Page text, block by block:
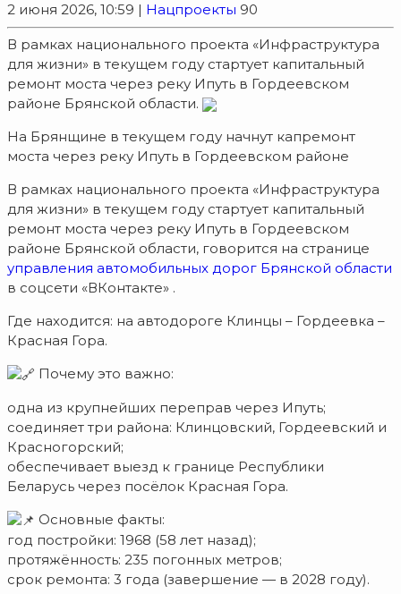
2 июня 2026, 10:59 | Нацпроекты 90
В рамках национального проекта «Инфраструктура
для жизни» в текущем году стартует капитальный
ремонт моста через реку Ипуть в Гордеевском
районе Брянской области.
На Брянщине в текущем году начнут капремонт
моста через реку Ипуть в Гордеевском районе
В рамках национального проекта «Инфраструктура
для жизни» в текущем году стартует капитальный
ремонт моста через реку Ипуть в Гордеевском
районе Брянской области, говорится на странице
управления автомобильных дорог Брянской области
в соцсети «ВКонтакте» .
Где находится: на автодороге Клинцы – Гордеевка –
Красная Гора.
Почему это важно:
одна из крупнейших переправ через Ипуть;
соединяет три района: Клинцовский, Гордеевский и
Красногорский;
обеспечивает выезд к границе Республики
Беларусь через посёлок Красная Гора.
Основные факты:
год постройки: 1968 (58 лет назад);
протяжённость: 235 погонных метров;
срок ремонта: 3 года (завершение — в 2028 году).